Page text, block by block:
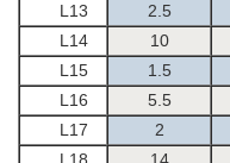
L13
2.5
L14
10
L15
1.5
L16
5.5
L17
2